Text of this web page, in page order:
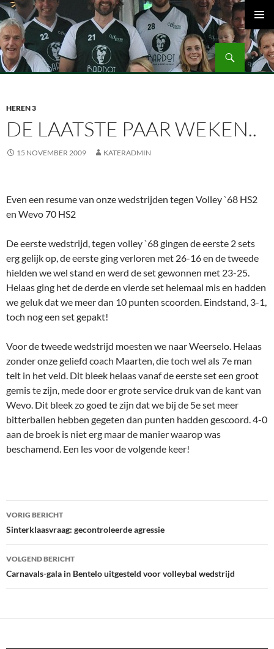
Ga
naar
de
inhoud
Volleybalvereniging Vips Bardot
Zoeken
MENU
HEREN 3
DE LAATSTE PAAR WEKEN..
15 NOVEMBER 2009 KATERADMIN
Even een resume van onze wedstrijden tegen Volley `68 HS2
en Wevo 70 HS2
De eerste wedstrijd, tegen volley `68 gingen de eerste 2 sets
erg gelijk op, de eerste ging verloren met 26-16 en de tweede
hielden we wel stand en werd de set gewonnen met 23-25.
Helaas ging het de derde en vierde set helemaal mis en hadden
we geluk dat we meer dan 10 punten scoorden. Eindstand, 3-1,
toch nog een set gepakt!
Voor de tweede wedstrijd moesten we naar Weerselo. Helaas
zonder onze geliefd coach Maarten, die toch wel als 7e man
telt in het veld. Dit bleek helaas vanaf de eerste set een groot
gemis te zijn, mede door er grote service druk van de kant van
Wevo. Dit bleek zo goed te zijn dat we bij de 5e set meer
bitterballen hebben gegeten dan punten hadden gescoord. 4-0
aan de broek is niet erg maar de manier waarop was
beschamend. Een les voor de volgende keer!
Bericht
navigatie
VORIG BERICHT
Sinterklaasvraag: gecontroleerde agressie
VOLGEND BERICHT
Carnavals-gala in Bentelo uitgesteld voor volleybal wedstrijd